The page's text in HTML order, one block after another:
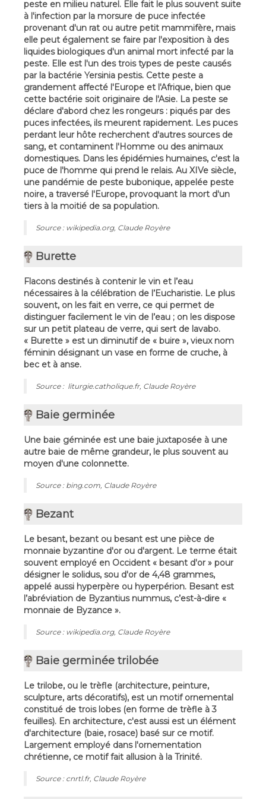
peste en milieu naturel. Elle fait le plus souvent suite
à l'infection par la morsure de puce infectée
provenant d'un rat ou autre petit mammifère, mais
elle peut également se faire par l'exposition à des
liquides biologiques d'un animal mort infecté par la
peste. Elle est l'un des trois types de peste causés
par la bactérie Yersinia pestis. Cette peste a
grandement affecté l'Europe et l'Afrique, bien que
cette bactérie soit originaire de l'Asie. La peste se
déclare d'abord chez les rongeurs : piqués par des
puces infectées, ils meurent rapidement. Les puces
perdant leur hôte recherchent d'autres sources de
sang, et contaminent l'Homme ou des animaux
domestiques. Dans les épidémies humaines, c'est la
puce de l'homme qui prend le relais. Au XIVe siècle,
une pandémie de peste bubonique, appelée peste
noire, a traversé l'Europe, provoquant la mort d'un
tiers à la moitié de sa population.
Source : wikipedia.org, Claude Royère
Burette
Flacons destinés à contenir le vin et l’eau
nécessaires à la célébration de l’Eucharistie. Le plus
souvent, on les fait en verre, ce qui permet de
distinguer facilement le vin de l’eau ; on les dispose
sur un petit plateau de verre, qui sert de lavabo.
« Burette » est un diminutif de « buire », vieux nom
féminin désignant un vase en forme de cruche, à
bec et à anse.
Source : liturgie.catholique.fr, Claude Royère
Baie germinée
Une baie géminée est une baie juxtaposée à une
autre baie de même grandeur, le plus souvent au
moyen d'une colonnette.
Source : bing.com, Claude Royère
Bezant
Le besant, bezant ou besant est une pièce de
monnaie byzantine d'or ou d'argent. Le terme était
souvent employé en Occident « besant d'or » pour
désigner le solidus, sou d'or de 4,48 grammes,
appelé aussi hyperpère ou hyperpérion. Besant est
l’abréviation de Byzantius nummus, c’est-à-dire «
monnaie de Byzance ».
Source : wikipedia.org, Claude Royère
Baie germinée trilobée
Le trilobe, ou le trèfle (architecture, peinture,
sculpture, arts décoratifs), est un motif ornemental
constitué de trois lobes (en forme de trèfle à 3
feuilles). En architecture, c'est aussi est un élément
d'architecture (baie, rosace) basé sur ce motif.
Largement employé dans l'ornementation
chrétienne, ce motif fait allusion à la Trinité.
Source : cnrtl.fr, Claude Royère